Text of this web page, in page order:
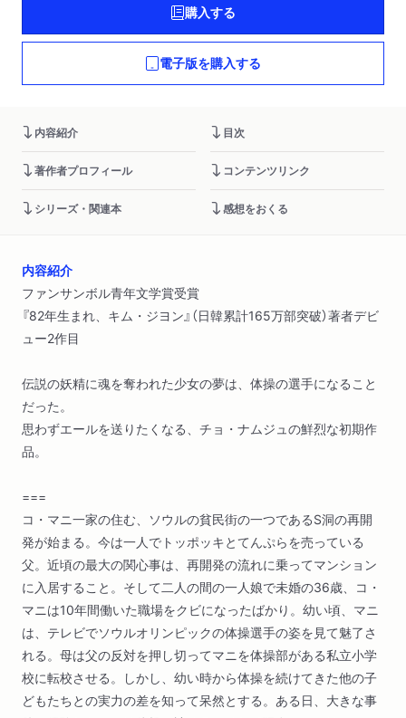
購入する
電子版を購入する
内容紹介 目次
著作者プロフィール コンテンツリンク
シリーズ・関連本 感想をおくる
内容紹介
ファンサンボル青年文学賞受賞
『82年生まれ、キム・ジヨン』（日韓累計165万部突破）著者デビ
ュー2作目
伝説の妖精に魂を奪われた少女の夢は、体操の選手になること
だった。
思わずエールを送りたくなる、チョ・ナムジュの鮮烈な初期作
品。
===
コ・マニ一家の住む、ソウルの貧民街の一つであるS洞の再開
発が始まる。今は一人でトッポッキとてんぷらを売っている
父。近頃の最大の関心事は、再開発の流れに乗ってマンション
に入居すること。そして二人の間の一人娘で未婚の36歳、コ・
マニは10年間働いた職場をクビになったばかり。幼い頃、マニ
は、テレビでソウルオリンピックの体操選手の姿を見て魅了さ
れる。母は父の反対を押し切ってマニを体操部がある私立小学
校に転校させる。しかし、幼い時から体操を続けてきた他の子
どもたちとの実力の差を知って呆然とする。ある日、大きな事